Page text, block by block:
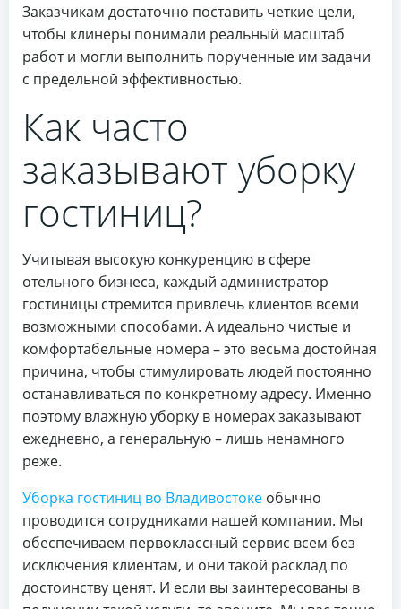
Заказчикам достаточно поставить четкие цели,
чтобы клинеры понимали реальный масштаб
работ и могли выполнить порученные им задачи
с предельной эффективностью.
Как часто
заказывают уборку
гостиниц?
Учитывая высокую конкуренцию в сфере
отельного бизнеса, каждый администратор
гостиницы стремится привлечь клиентов всеми
возможными способами. А идеально чистые и
комфортабельные номера – это весьма достойная
причина, чтобы стимулировать людей постоянно
останавливаться по конкретному адресу. Именно
поэтому влажную уборку в номерах заказывают
ежедневно, а генеральную – лишь ненамного
реже.
Уборка гостиниц во Владивостоке обычно
проводится сотрудниками нашей компании. Мы
обеспечиваем первоклассный сервис всем без
исключения клиентам, и они такой расклад по
достоинству ценят. И если вы заинтересованы в